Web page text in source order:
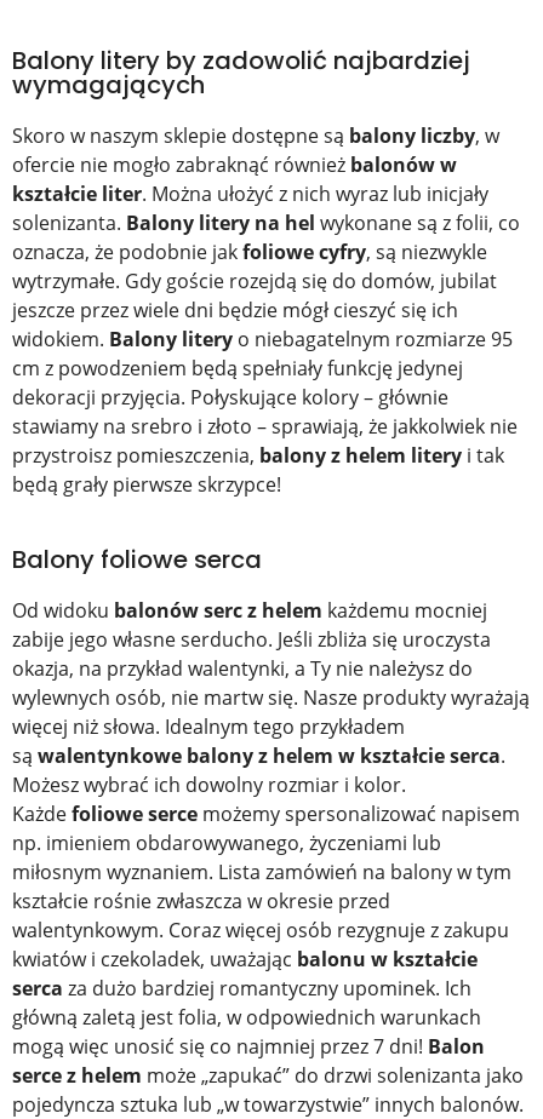
Balony litery by zadowolić najbardziej
wymagających
Skoro w naszym sklepie dostępne są balony liczby, w
ofercie nie mogło zabraknąć również balonów w
kształcie liter. Można ułożyć z nich wyraz lub inicjały
solenizanta. Balony litery na hel wykonane są z folii, co
oznacza, że podobnie jakfoliowe cyfry, są niezwykle
wytrzymałe. Gdy goście rozejdą się do domów, jubilat
jeszcze przez wiele dni będzie mógł cieszyć się ich
widokiem. Balony litery o niebagatelnym rozmiarze 95
cm z powodzeniem będą spełniały funkcję jedynej
dekoracji przyjęcia. Połyskujące kolory – głównie
stawiamy na srebro i złoto – sprawiają, że jakkolwiek nie
przystroisz pomieszczenia, balony z helem litery i tak
będą grały pierwsze skrzypce!
Balony foliowe serca
Od widoku balonów serc z helem każdemu mocniej
zabije jego własne serducho. Jeśli zbliża się uroczysta
okazja, na przykład walentynki, a Ty nie należysz do
wylewnych osób, nie martw się. Nasze produkty wyrażają
więcej niż słowa. Idealnym tego przykładem
są walentynkowe balony z helem w kształcie serca.
Możesz wybrać ich dowolny rozmiar i kolor.
Każdefoliowe serce możemy spersonalizować napisem
np. imieniem obdarowywanego, życzeniami lub
miłosnym wyznaniem. Lista zamówień na balony w tym
kształcie rośnie zwłaszcza w okresie przed
walentynkowym. Coraz więcej osób rezygnuje z zakupu
kwiatów i czekoladek, uważając balonu w kształcie
serca za dużo bardziej romantyczny upominek. Ich
główną zaletą jest folia, w odpowiednich warunkach
mogą więc unosić się co najmniej przez 7 dni! Balon
serce z helem może „zapukać” do drzwi solenizanta jako
pojedyncza sztuka lub „w towarzystwie” innych balonów.